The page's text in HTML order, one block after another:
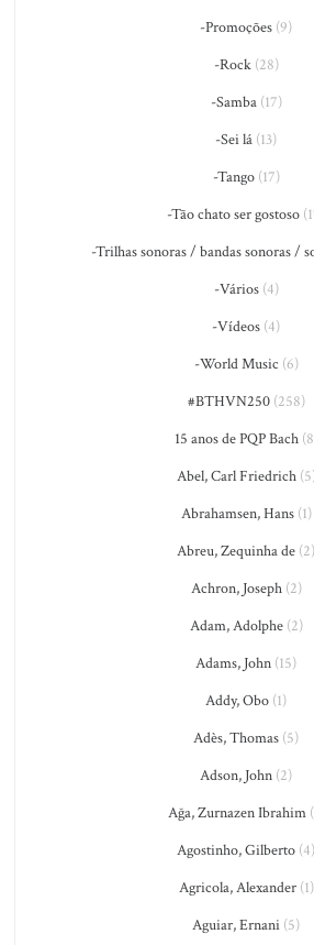
-Promoções (9)
-Rock(28)
-Samba(17)
-Sei lá (13)
-Tango(17)
-Tão chato ser gostoso
-Trilhas sonoras / bandas sonoras /
-Vários(4)
-Vídeos (4)
-World Music (6)
#BTHVN250(258)
15 anos de PQP Bach
Abel, Carl Friedrich
Abrahamsen, Hans(1)
Abreu, Zequinha de (2)
Achron, Joseph(2)
Adam, Adolphe(2)
Adams, John (15)
Addy, Obo (1)
Adès, Thomas (5)
Adson, John (2)
Ağa, Zurnazen Ibrahim
Agostinho, Gilberto (4)
Agricola, Alexander(1)
Aguiar, Ernani (5)